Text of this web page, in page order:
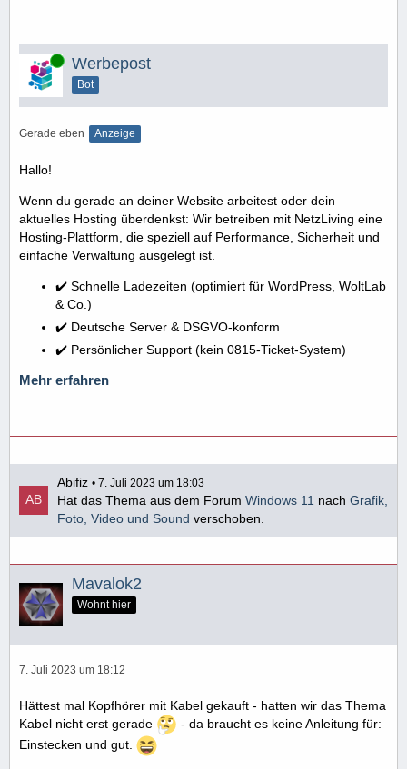
Online Werbepost
Bot
Gerade eben Anzeige
Hallo!
Wenn du gerade an deiner Website arbeitest oder dein
aktuelles Hosting überdenkst: Wir betreiben mit NetzLiving eine
Hosting-Plattform, die speziell auf Performance, Sicherheit und
einfache Verwaltung ausgelegt ist.
✔️ Schnelle Ladezeiten (optimiert für WordPress, WoltLab
& Co.)
✔️ Deutsche Server & DSGVO-konform
✔️ Persönlicher Support (kein 0815-Ticket-System)
Mehr erfahren
Abifiz 7. Juli 2023 um 18:03
Hat das Thema aus dem Forum Windows 11 nach Grafik,
Foto, Video und Sound verschoben.
Mavalok2
Wohnt hier
7. Juli 2023 um 18:12
Hättest mal Kopfhörer mit Kabel gekauft - hatten wir das Thema
Kabel nicht erst gerade
- da braucht es keine Anleitung für:
Einstecken und gut.